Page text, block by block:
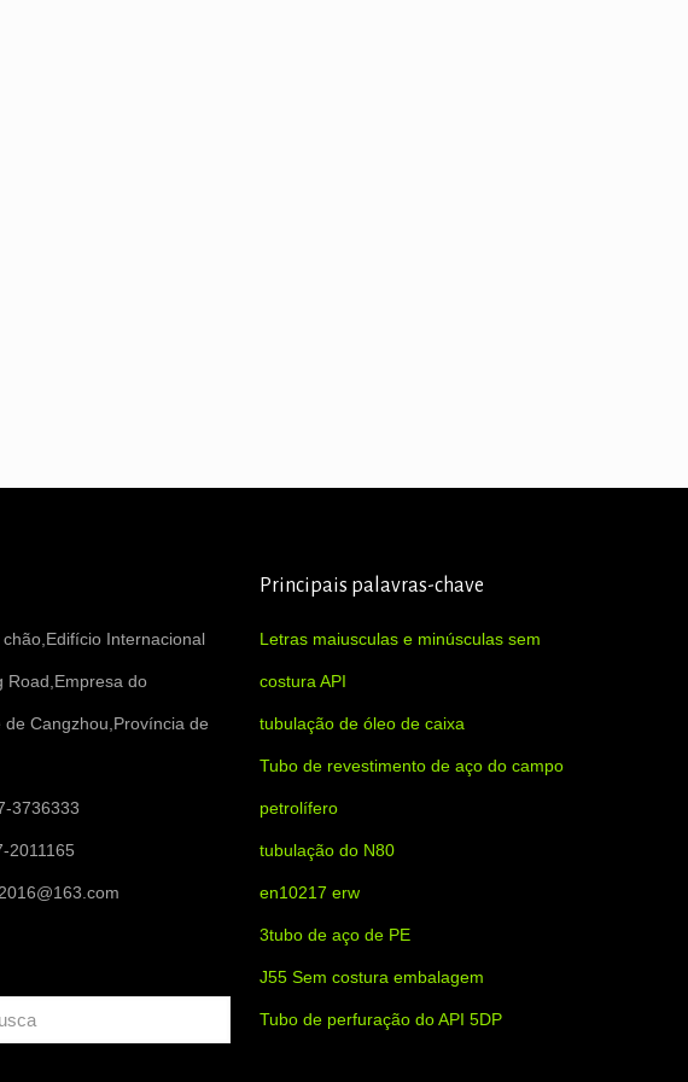
Internacional
Road,Empresa do
de Cangzhou,Província de
3736333
2011165
Principais palavras-chave
Letras maiusculas e minúsculas sem
costura API
tubulação de óleo de caixa
Tubo de revestimento de aço do campo
petrolífero
tubulação do N80
en10217 erw
3tubo de aço de PE
J55 Sem costura embalagem
Tubo de perfuração do API 5DP